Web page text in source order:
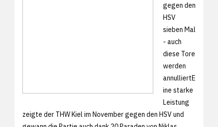
gegen den
HSV
sieben Mal
- auch
diese Tore
werden
annulliertE
ine starke
Leistung
zeigte der THW Kiel im November gegen den HSV und